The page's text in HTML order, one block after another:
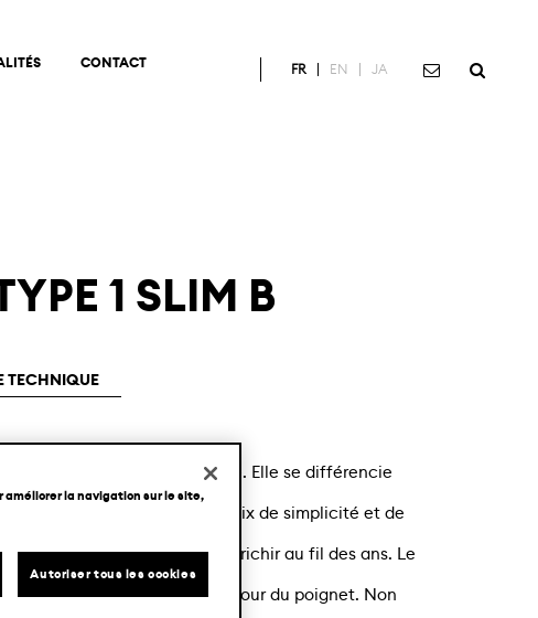
CONTACT
FR EN JA
1 SLIM B
TECHNIQUE
la plus pure de Ressence. Elle se différencie
par son équilibre visuel, mix de simplicité et de
esthétique continue de s’enrichir au fil des ans. Le
et tendu a été dessiné autour du poignet. Non
améliorer la navigation sur le site,
Autoriser tous les cookies